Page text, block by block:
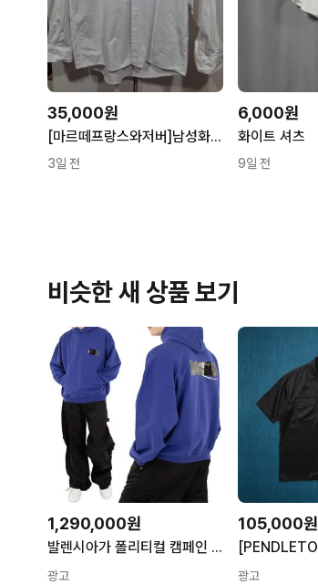
35,000원
[마르떼프랑스와저버]남성화이트남방105(컨디션상)
3일 전
6,000원
화이트 셔츠
9일 전
비슷한 새 상품 보기
1,290,000원
발렌시아가 폴리티컬 캠페인 후디 블루 739024 TNVG2 4019 24SS 개퍼 로고 후드 티셔츠 99836685
광고
105,000원
광고